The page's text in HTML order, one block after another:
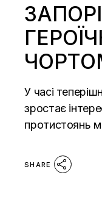
У часі
зростає
протистоянь
SHARE